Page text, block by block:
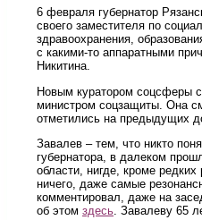
6 февраля губернатор
своего заместителя по
здравоохранения,
с какими-то аппаратными
Никитина.
Новым куратором соцсферы
министром соцзащиты. Она
отметились на предыдущих
Завалев – тем, что никто
губернатора, в далеком
области, нигде, кроме
ничего, даже самые
комментировал, даже на
об этом здесь . Завалеву 65